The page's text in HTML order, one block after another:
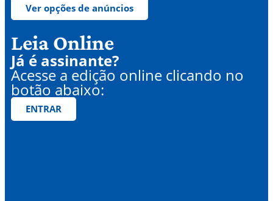
Ver opções de anúncios
Leia Online
Já é assinante?
Acesse a edição online clicando no
botão abaixo:
ENTRAR